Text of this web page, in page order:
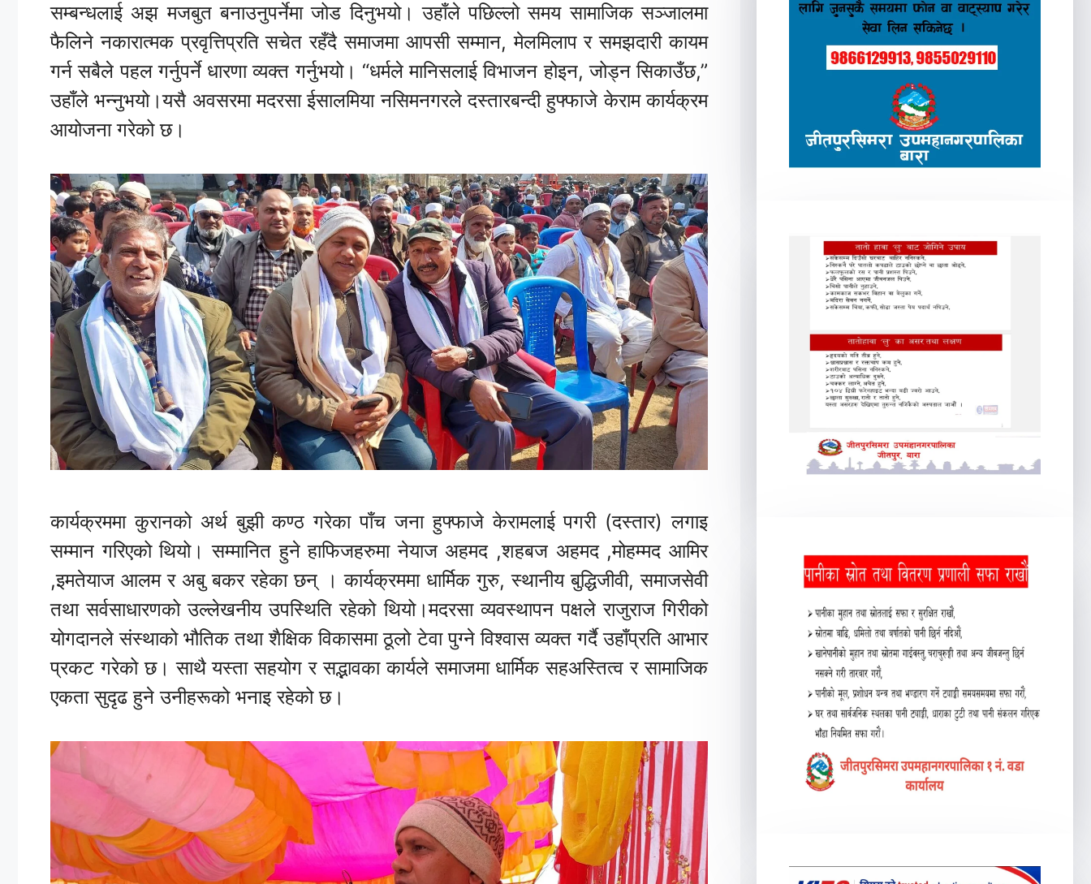
सम्बन्धलाई अझ मजबुत बनाउनुपर्नेमा जोड दिनुभयो। उहाँले पछिल्लो समय सामाजिक सञ्जालमा
फैलिने नकारात्मक प्रवृत्तिप्रति सचेत रहँदै समाजमा आपसी सम्मान, मेलमिलाप र समझदारी कायम
गर्न सबैले पहल गर्नुपर्ने धारणा व्यक्त गर्नुभयो। “धर्मले मानिसलाई विभाजन होइन, जोड्न सिकाउँछ,”
उहाँले भन्नुभयो।यसै अवसरमा मदरसा ईसालमिया नसिमनगरले दस्तारबन्दी हुफ्फाजे केराम कार्यक्रम
आयोजना गरेको छ।
कार्यक्रममा कुरानको अर्थ बुझी कण्ठ गरेका पाँच जना हुफ्फाजे केरामलाई पगरी (दस्तार) लगाइ
सम्मान गरिएको थियो। सम्मानित हुने हाफिजहरुमा नेयाज अहमद ,शहबज अहमद ,मोहम्मद आमिर
,इमतेयाज आलम र अबु बकर रहेका छन् । कार्यक्रममा धार्मिक गुरु, स्थानीय बुद्धिजीवी, समाजसेवी
तथा सर्वसाधारणको उल्लेखनीय उपस्थिति रहेको थियो।मदरसा व्यवस्थापन पक्षले राजुराज गिरीको
योगदानले संस्थाको भौतिक तथा शैक्षिक विकासमा ठूलो टेवा पुग्ने विश्वास व्यक्त गर्दै उहाँप्रति आभार
प्रकट गरेको छ। साथै यस्ता सहयोग र सद्भावका कार्यले समाजमा धार्मिक सहअस्तित्व र सामाजिक
एकता सुदृढ हुने उनीहरूको भनाइ रहेको छ।